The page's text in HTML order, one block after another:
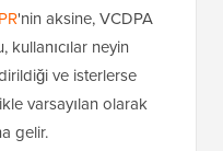
'nin aksine, VCDPA
neyin
ve isterlerse
varsayılan olarak
gelir.